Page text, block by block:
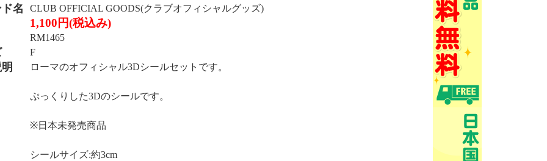
名 CLUB OFFICIAL GOODS(クラブオフィシャルグッズ)
1,100円(税込み)
RM1465
F
ローマのオフィシャル3Dシールセットです。
ぷっくりした3Dのシールです。
※日本未発売商品
シールサイズ:約3cm